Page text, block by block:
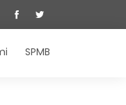
semangat
SPMB